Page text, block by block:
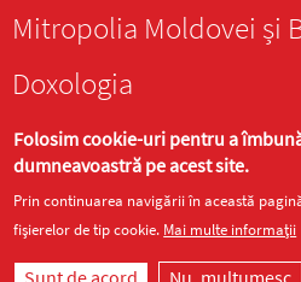
Mitropolia Moldovei și
Doxologia
Site realizat deDOXOLOGIA MEDIA
Folosim cookie-uri pentru a
dumneavoastră pe acest site.
Prin continuarea navigării în această
fișierelor de tip cookie. Mai multe informații
Sunt de acord Nu, mulțumesc